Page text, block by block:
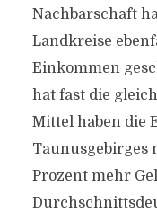
Nachbarschaft
Landkreise
Einkommen
hat fast die
Mittel haben die
Taunusgebirges
Prozent mehr